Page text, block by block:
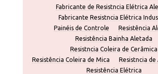
Fabricante de Resistncia Elétrica
Fabricante Resistncia Elétrica
Painéis de Controle
Resistência
Resistência Bainha Aletada
Resistncia Coleira de Cerâmica
Resistência Coleira de Mica
Resistncia
Resistência Elétrica